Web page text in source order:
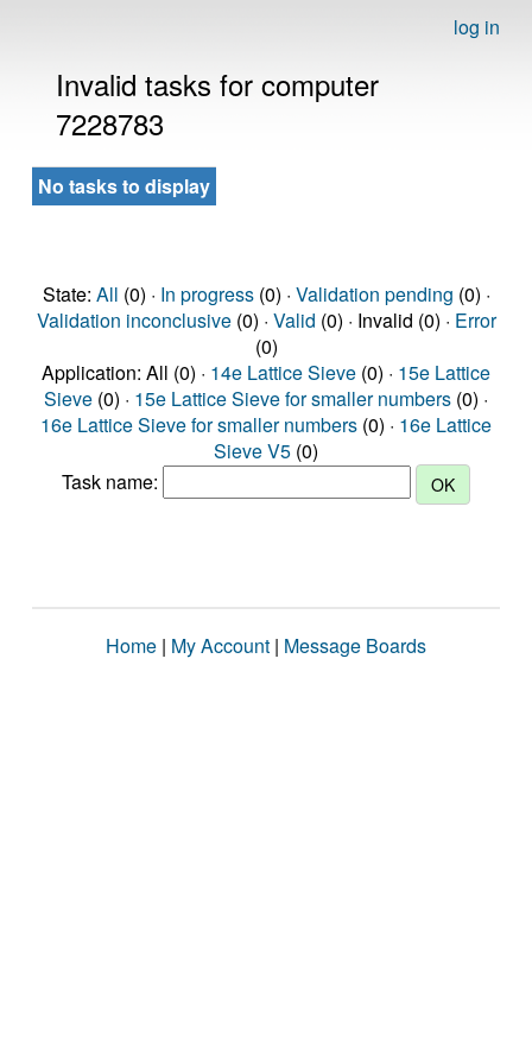
log in
Invalid tasks for computer
7228783
No tasks to display
State: All (0) · In progress(0) · Validation pending (0) ·
Validation inconclusive(0) · Valid (0) · Invalid (0) · Error
(0)
Application: All (0) · 14e Lattice Sieve (0) · 15e Lattice
Sieve (0) · 15e Lattice Sieve for smaller numbers (0) ·
16e Lattice Sieve for smaller numbers (0) · 16e Lattice
Sieve V5 (0)
Task name:
Home | My Account | Message Boards